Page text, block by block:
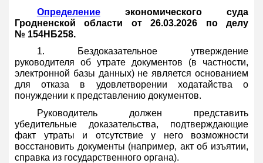
Определениеэкономического суда
Гродненской области от 26.03.2026 по делу
№ 154НБ258.
1. Бездоказательное утверждение
руководителя об утрате документов (в частности,
электронной базы данных) не является основанием
для отказа в удовлетворении ходатайства о
понуждении к представлению документов.
Руководитель должен представить
убедительные доказательства, подтверждающие
факт утраты и отсутствие у него возможности
восстановить документы (например, акт об изъятии,
справка из государственного органа).